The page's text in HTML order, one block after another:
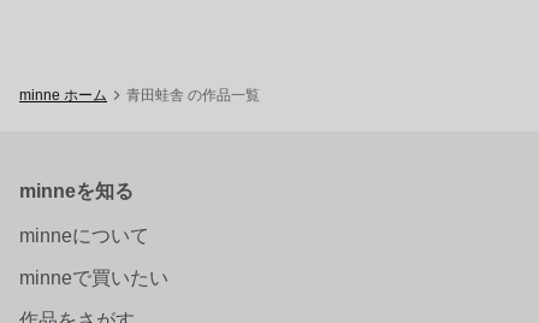
minne ホーム 青田蛙舎 の作品一覧
minneを知る
minneについて
minneで買いたい